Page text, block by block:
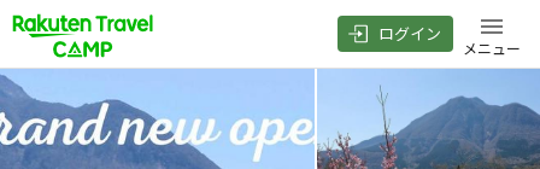
ログイン
メニュー